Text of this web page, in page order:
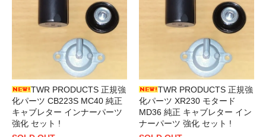
TWR PRODUCTS 正規強
化パーツ CB223S MC40 純正
キャブレター インナーパーツ
強化 セット !
TWR PRODUCTS 正規強
化パーツ XR230 モタード
MD36 純正 キャブレター イン
ナーパーツ 強化 セット !